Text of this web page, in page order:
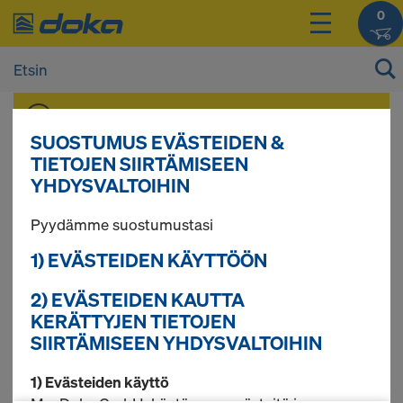
0
kirjautumisenjälkeen.
Doka-OptiX
2 tuotetta löytyi
Eniten etsitty
Doka muottiöljyruisku
SUOSTUMUS EVÄSTEIDEN &
TIETOJEN SIIRTÄMISEEN
YHDYSVALTOIHIN
Pyydämme suostumustasi
1) EVÄSTEIDEN KÄYTTÖÖN
2) EVÄSTEIDEN KAUTTA
KERÄTTYJEN TIETOJEN
SIIRTÄMISEEN YHDYSVALTOIHIN
1) Evästeiden käyttö